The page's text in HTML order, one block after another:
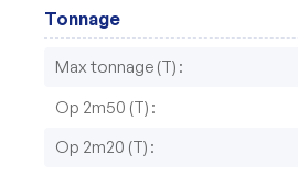
Tonnage
Max tonnage (T)
Op 2m50 (T)
Op 2m20 (T)